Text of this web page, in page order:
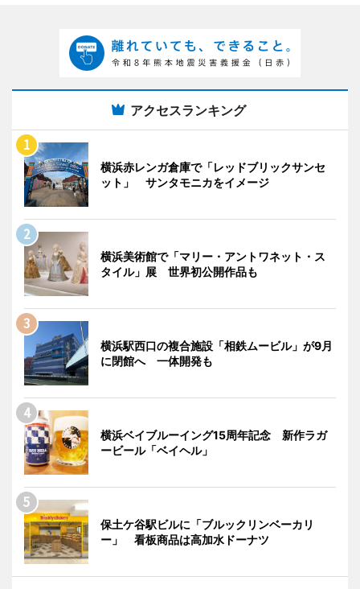
アクセスランキング
横浜赤レンガ倉庫で「レッドブリックサンセ
ット」 サンタモニカをイメージ
横浜美術館で「マリー・アントワネット・ス
タイル」展 世界初公開作品も
横浜駅西口の複合施設「相鉄ムービル」が9月
に閉館へ 一体開発も
横浜ベイブルーイング15周年記念 新作ラガ
ービール「ベイヘル」
保土ケ谷駅ビルに「ブルックリンベーカリ
ー」 看板商品は高加水ドーナツ